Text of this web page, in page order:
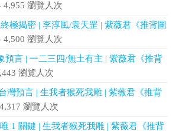
4,955 瀏覽人次
極揭密 | 李淳風/袁天罡 | 紫薇君《推背圖
4,500 瀏覽人次
預言 | 一二三四/無土有主 | 紫薇君《推背
瀏覽人次
灣預言 | 生我者猴死我雕 | 紫薇君《推背
瀏覽人次
1 關鍵 | 生我者猴死我雕 | 紫薇君《推背